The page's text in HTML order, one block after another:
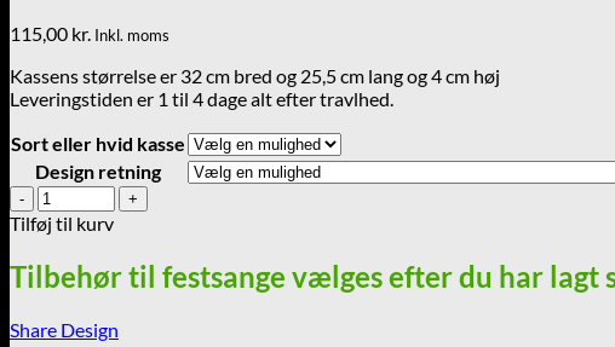
115,00 kr. Inkl. moms
Kassens størrelse er 32 cm bred og 25,5 cm lang og 4 cm høj
Leveringstiden er 1 til 4 dage alt efter travlhed.
Sort eller hvid kasse
Design retning
SangSkjuler
-
Diamantbryllup
diamant-
tekst
2
Tilføj til kurv
Tilbehør til festsange vælges efter du har lagt
Share Design